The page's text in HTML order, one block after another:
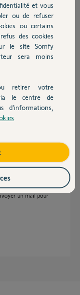
pour le réinstaller et
détecteur soit
personnelles
un mail pour
et vous
ou de refuser
ou certains
des cookies
le site Somfy
sera moins
retirer votre
le centre de
d’informations,